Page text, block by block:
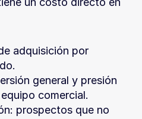
adquisición por
general y presión
comercial.
prospectos que no